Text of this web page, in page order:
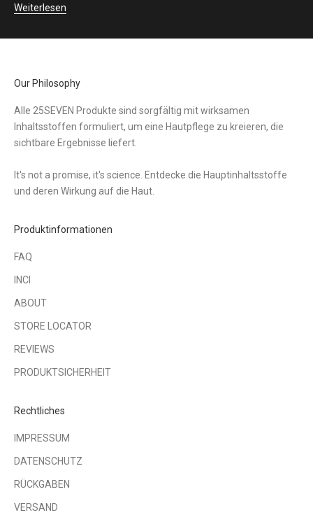
Weiterlesen
Our Philosophy
Alle 25SEVEN Produkte sind sorgfältig mit wirksamen
Inhaltsstoffen formuliert, um eine Hautpflege zu kreieren, die
sichtbare Ergebnisse liefert.
It's not a promise, it's science. Entdecke die Hauptinhaltsstoffe
und deren Wirkung auf die Haut.
Produktinformationen
FAQ
INCI
ABOUT
STORE LOCATOR
REVIEWS
PRODUKTSICHERHEIT
Rechtliches
IMPRESSUM
DATENSCHUTZ
RÜCKGABEN
VERSAND